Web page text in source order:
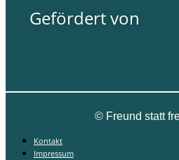
Gefördert von
©Freund statt
Kontakt
Impressum